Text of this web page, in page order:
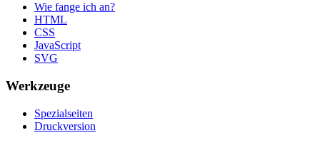
Wie fange ich an?
HTML
CSS
JavaScript
SVG
Werkzeuge
Spezialseiten
Druckversion